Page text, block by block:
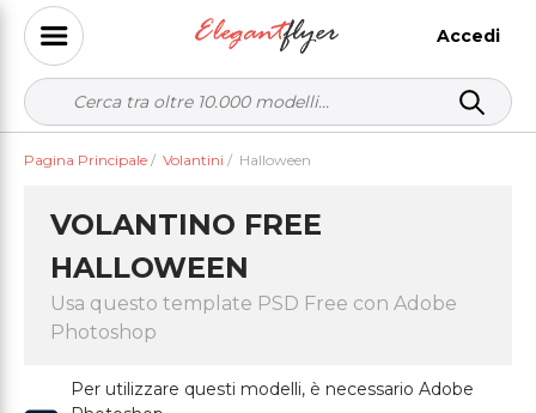
Accedi
Pagina Principale / Volantini / Halloween
VOLANTINO FREE
HALLOWEEN
Usa questo template PSD Free con Adobe
Photoshop
Per utilizzare questi modelli, è necessario Adobe